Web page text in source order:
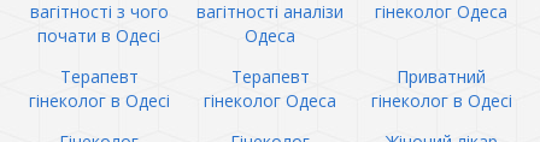
вагітності з чого
почати в Одесі
вагітності аналізи
Одеса
гінеколог Одеса
Терапевт
гінеколог в Одесі
Терапевт
гінеколог Одеса
Приватний
гінеколог в Одесі